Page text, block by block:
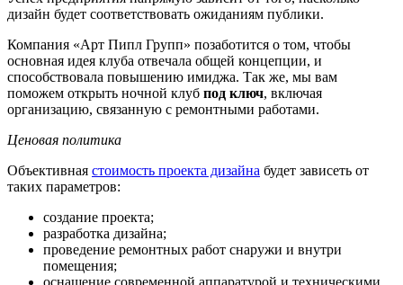
дизайн будет соответствовать ожиданиям публики.
Компания «Арт Пипл Групп» позаботится о том, чтобы
основная идея клуба отвечала общей концепции, и
способствовала повышению имиджа. Так же, мы вам
поможем открыть ночной клуб под ключ, включая
организацию, связанную с ремонтными работами.
Ценовая политика
Объективная стоимость проекта дизайна будет зависеть от
таких параметров:
создание проекта;
разработка дизайна;
проведение ремонтных работ снаружи и внутри
помещения;
оснащение современной аппаратурой и техническими